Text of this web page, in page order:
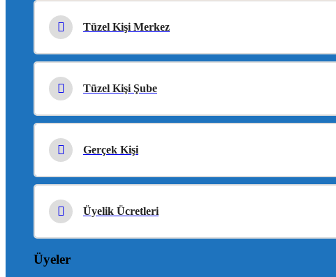
Tüzel Kişi Merkez
Tüzel Kişi Şube
Gerçek Kişi
Üyelik Ücretleri
Üyeler